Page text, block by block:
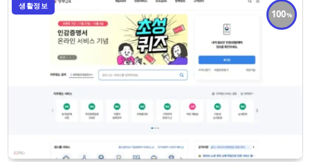
100
생활정보